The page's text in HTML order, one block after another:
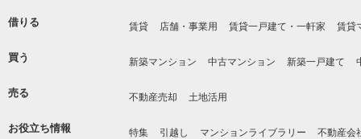
借りる 賃貸 店舗・事業用 賃貸一戸建て・一軒家 賃貸
買う 新築マンション 中古マンション 新築一戸建て
売る 不動産売却 土地活用
お役立ち情報 特集 引越し マンションライブラリー 不動産会